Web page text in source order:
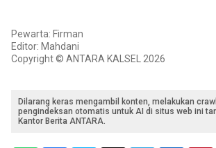
Pewarta: Firman
Editor: Mahdani
Copyright © ANTARA KALSEL 2026
Dilarang keras mengambil konten, melakukan
pengindeksan otomatis untuk AI di situs web ini
Kantor Berita ANTARA.